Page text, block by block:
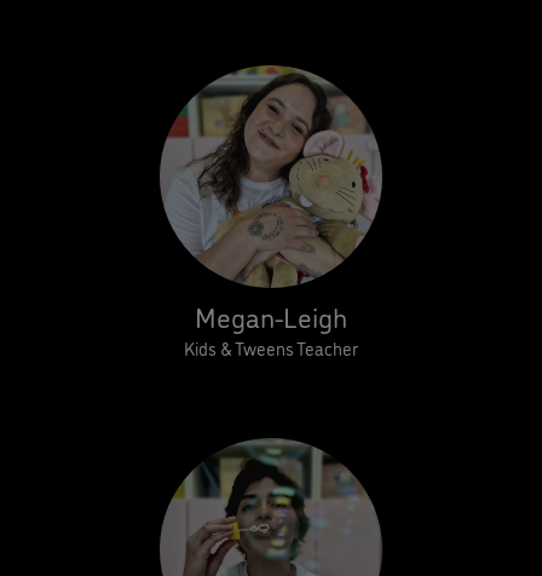
Megan-Leigh
Kids & Tweens Teacher